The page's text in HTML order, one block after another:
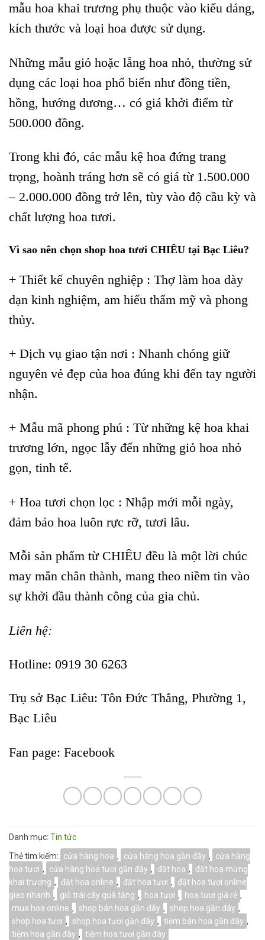
mẫu hoa khai trương phụ thuộc vào kiểu dáng,
kích thước và loại hoa được sử dụng.
Những mẫu giỏ hoặc lẵng hoa nhỏ, thường sử
dụng các loại hoa phổ biến như đồng tiền,
hồng, hướng dương… có giá khởi điểm từ
500.000 đồng.
Trong khi đó, các mẫu kệ hoa đứng trang
trọng, hoành tráng hơn sẽ có giá từ 1.500.000
– 2.000.000 đồng trở lên, tùy vào độ cầu kỳ và
chất lượng hoa tươi.
Vì sao nên chọn shop hoa tươi CHIÊU tại Bạc Liêu?
+ Thiết kế chuyên nghiệp : Thợ làm hoa dày
dạn kinh nghiệm, am hiểu thẩm mỹ và phong
thủy.
+ Dịch vụ giao tận nơi : Nhanh chóng giữ
nguyên vẻ đẹp của hoa đúng khi đến tay người
nhận.
+ Mẫu mã phong phú : Từ những kệ hoa khai
trương lớn, ngọc lẫy đến những giỏ hoa nhỏ
gọn, tinh tế.
+ Hoa tươi chọn lọc : Nhập mới mỗi ngày,
đảm bảo hoa luôn rực rỡ, tươi lâu.
Mỗi sản phẩm từ CHIÊU đều là một lời chúc
may mắn chân thành, mang theo niềm tin vào
sự khởi đầu thành công của gia chủ.
Liên hệ:
Hotline: 0919 30 6263
Trụ sở Bạc Liêu: Tôn Đức Thắng, Phường 1,
Bạc Liêu
Fan page: Facebook
Danh mục: Tin tức
Thẻ tìm kiếm:
cửa hàng hoa , cửa hàng hoa gần đây ,
cửa hàng
hoa tươi , cửa hàng hoa tươi gần đây , đặt hoa ,
đặt hoa mừng
khai trương , đặt hoa online , đặt hoa tươi ,
đặt hoa tươi online
giao nhanh , giỏ trái cây quà tặng , hoa tươi , hoa tươi giá rẻ ,
mua hoa online , shop bán hoa gần đây , shop hoa gần đây ,
shop hoa tươi , shop hoa tươi gần đây , tiệm bán hoa gần đây ,
tiệm hoa gần đây , tiệm hoa tươi gần đây